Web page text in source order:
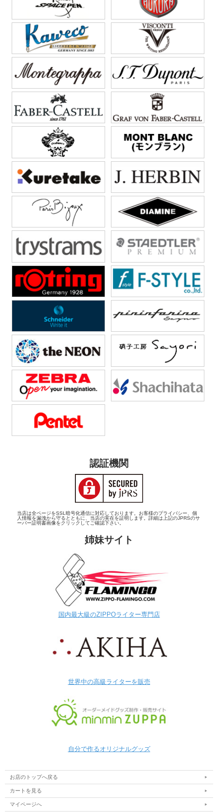
認証機関
当店は全ページをSSL暗号化通信に対応しております。お客様のプライバシー、個
人情報を漏洩から守るとともに、当店の実在を証明します。詳細は上記のJPRSのサ
ーバー証明書画像をクリックしてご確認下さい。
姉妹サイト
国内最大級のZIPPOライター専門店
世界中の高級ライターを販売
自分で作るオリジナルグッズ
お店のトップへ戻る
カートを見る
マイページへ